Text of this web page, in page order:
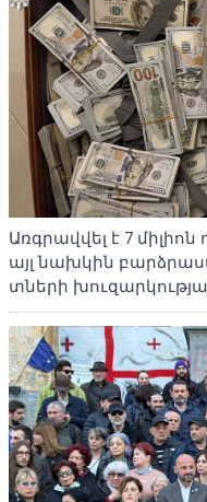
Առգրավվել է 7
այլ նախկին
տների